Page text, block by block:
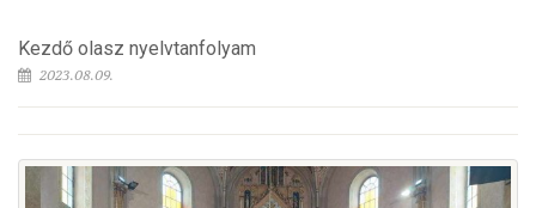
Kezdő olasz nyelvtanfolyam
2023.08.09.